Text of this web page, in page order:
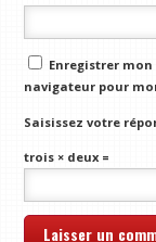
Enregistrer
navigateur pour
Saisissez votre
trois × deux =